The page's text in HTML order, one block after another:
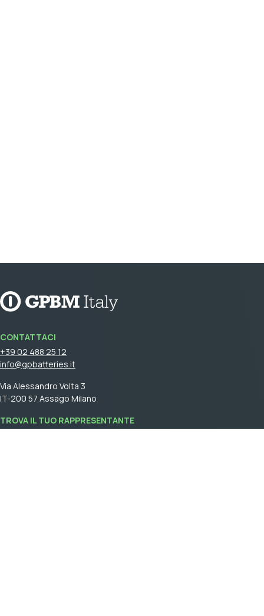
CONTATTACI
+39 02 488 25 12
info@gpbatteries.it
Via Alessandro Volta 3
IT-200 57 Assago Milano
TROVA IL TUO RAPPRESENTANTE